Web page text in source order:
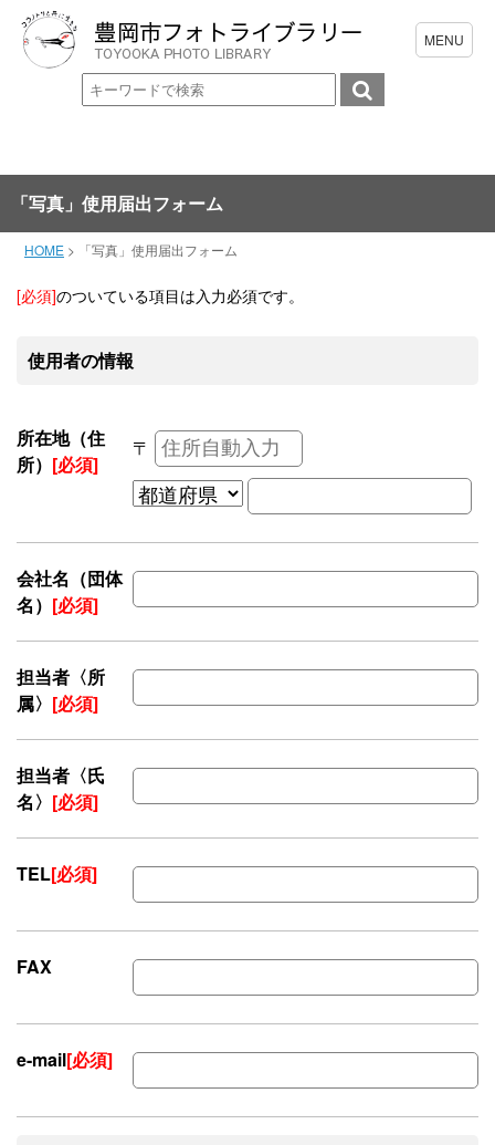
「写真」使用届出フォーム
HOME > 「写真」使用届出フォーム
[必須]のついている項目は入力必須です。
使用者の情報
所在地（住
所） [必須]
〒
会社名（団体
名） [必須]
担当者〈所
属〉 [必須]
担当者〈氏
名〉 [必須]
TEL[必須]
FAX
e-mail[必須]